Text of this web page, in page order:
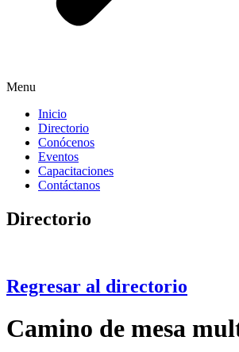
Menu
Inicio
Directorio
Conócenos
Eventos
Capacitaciones
Contáctanos
Directorio
Regresar al directorio
Camino de mesa